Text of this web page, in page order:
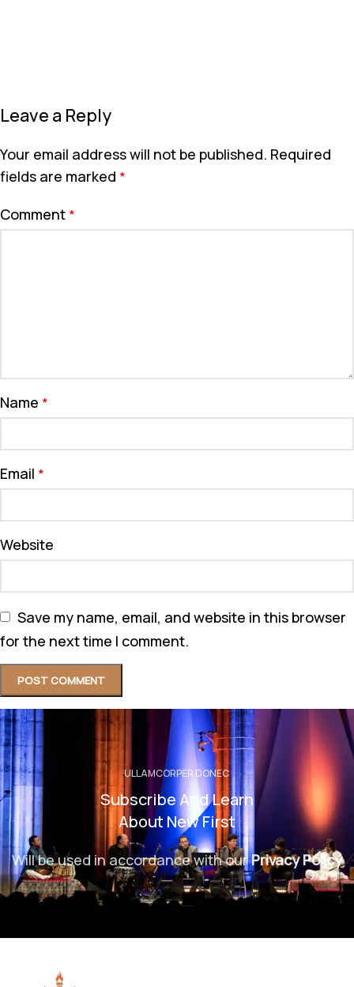
Leave a Reply
Your email address will not be published. Required
fields are marked *
Comment *
Name *
Email *
Website
Save my name, email, and website in this browser
for the next time I comment.
ULLAMCORPER DONEC
Subscribe And Learn
About New First
Will be used in accordance with ourPrivacy Policy